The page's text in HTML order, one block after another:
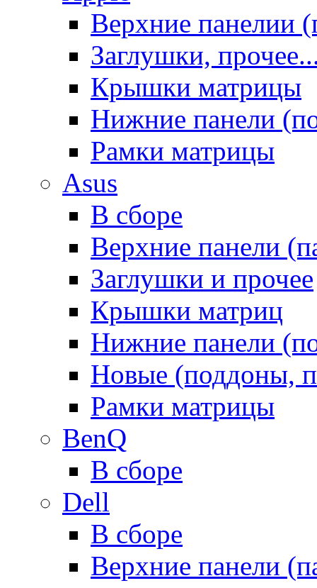
Верхние панелии
Заглушки,
Крышки матрицы
Нижние панели
Рамки матрицы
Asus
В сборе
Верхние панели
Заглушки и прочее
Крышки матриц
Нижние панели
Новые (поддоны,
Рамки матрицы
BenQ
В сборе
Dell
В сборе
Верхние панели